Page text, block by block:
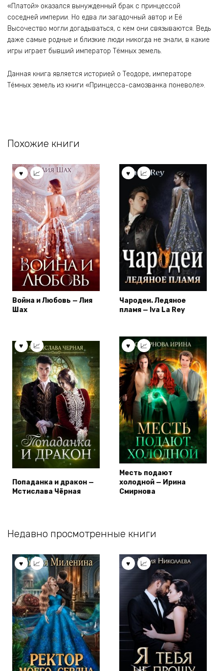
«Платой» оказался вынужденный брак с принцессой
соседней империи. Но едва ли загадочный автор и Её
Высочество могли догадываться, с кем они связываются. Ведь
даже самые родные и близкие люди никогда не знали, в какие
игры играет бывший император Тёмных земель.
Данная книга является историей о Теодоре, императоре
Тёмных земель из книги «Принцесса-самозванка поневоле».
Похожие книги
Война и Любовь — Лия
Шах
Чародеи. Ледяное
пламя — Iva La Rey
Попаданка и дракон —
Мстислава Чёрная
Месть подают
холодной — Ирина
Смирнова
Недавно просмотренные книги